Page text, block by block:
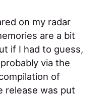
on my radar
are a bit
if I had to guess,
via the
of
release was put